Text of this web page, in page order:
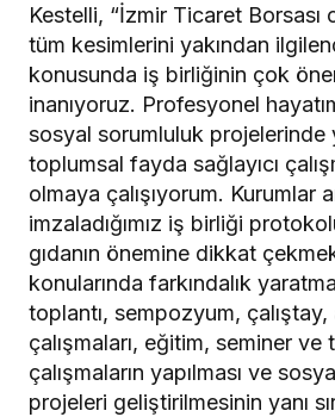
Kestelli, “İzmir Ticaret Borsası
tüm kesimlerini yakından
konusunda iş birliğinin çok
inanıyoruz. Profesyonel
sosyal sorumluluk projelerinde
toplumsal fayda sağlayıcı
olmaya çalışıyorum. Kurumlar
imzaladığımız iş birliği
gıdanın önemine dikkat
konularında farkındalık
toplantı, sempozyum,
çalışmaları, eğitim, seminer ve
çalışmaların yapılması ve
projeleri geliştirilmesinin yanı